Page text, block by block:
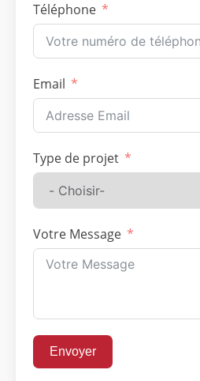
Téléphone
Email
Type de projet
Votre Message
Envoyer